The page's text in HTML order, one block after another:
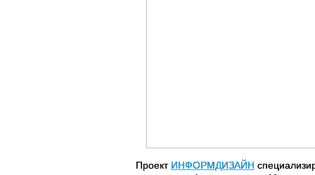
Проект ИНФОРМДИЗАЙН